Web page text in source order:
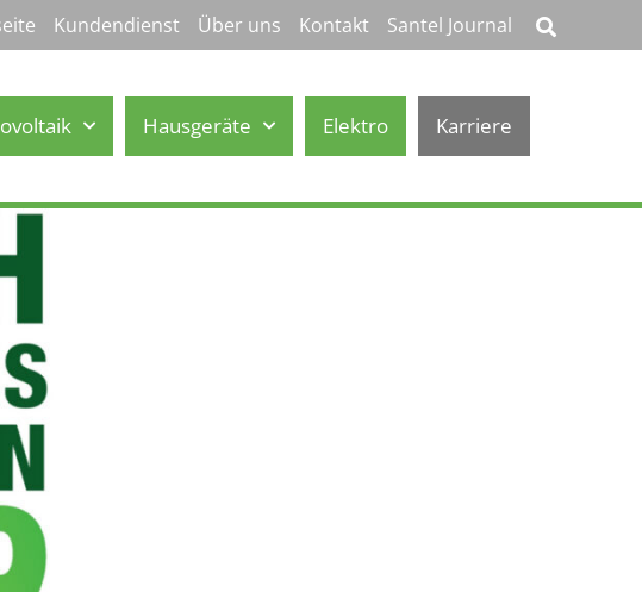
Kundendienst Über uns Kontakt Santel Journal
Hausgeräte Elektro Karriere